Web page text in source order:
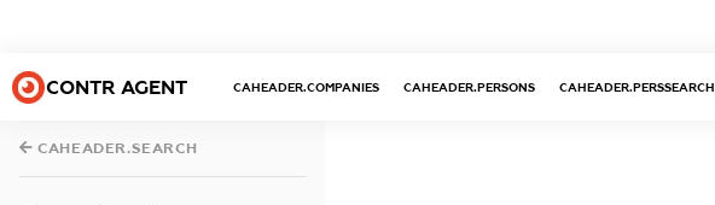
CONTR AGENT CAHEADER.COMPANIES CAHEADER.PERSONS CAHEADER.PERSSEARCH
CAHEADER.SEARCH